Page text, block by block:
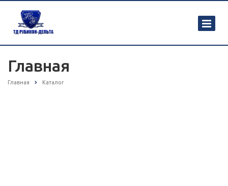
Главная
Главная Каталог